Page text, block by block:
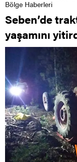
Bölge Haberleri
Seben’de
yaşamını